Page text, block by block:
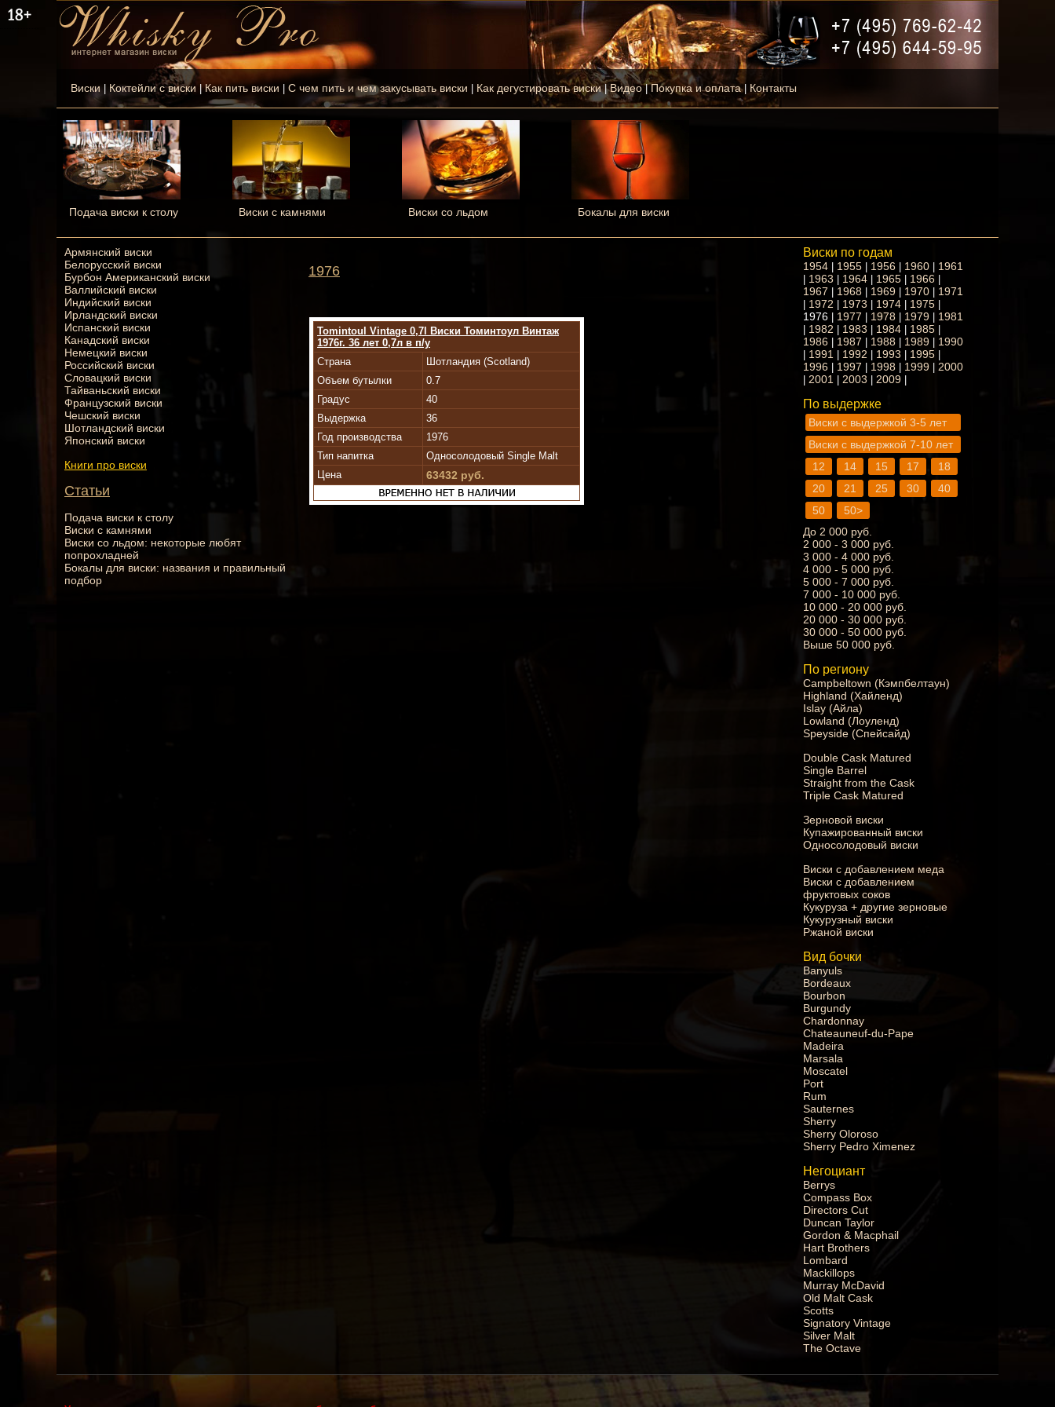
Виски| Коктейли с виски |Как пить виски С чем пить и чем закусывать виски Как дегустировать виски|Видео|Покупка и оплата| Контакты
Подача виски к столу Виски с камнями Виски со льдом Бокалы для виски
Армянский виски
Белорусский виски
Бурбон Американский виски
Валлийский виски
Индийский виски
Ирландский виски
Испанский виски
Канадский виски
Немецкий виски
Российский виски
Словацкий виски
Тайваньский виски
Французский виски
Чешский виски
Шотландский виски
Японский виски
Книги про виски
Статьи
Подача виски к столу
Виски с камнями
Виски со льдом: некоторые любят
попрохладней
Бокалы для виски: названия и правильный
подбор
1976
Tomintoul Vintage 0,7l Виски Томинтоул Винтаж
1976г. 36 лет 0,7л в п/у
Страна
Шотландия (Scotland)
Объем бутылки
0.7
Градус
40
Выдержка
36
Год производства
1976
Тип напитка
Односолодовый Single Malt
Цена
63432 руб.
Виски по годам
1954 1955 1956 1960 1961
1963 1964 1965 1966
1967 1968 1969 1970 1971
1972 1973 1974 1975
1976 1977 1978 1979 1981
1982 1983 1984 1985
1986 1987 1988 1989 1990
1991 1992 1993 1995
1996 1997 1998 1999 2000
2001 2003 2009
По выдержке
Виски с выдержкой 3-5 лет
Виски с выдержкой 7-10 лет
12
14 15 17
18
20
21 25 30
40
50
50>
До 2 000 руб.
2 000 - 3 000 руб.
3 000 - 4 000 руб.
4 000 - 5 000 руб.
5 000 - 7 000 руб.
7 000 - 10 000 руб.
10 000 - 20 000 руб.
20 000 - 30 000 руб.
30 000 - 50 000 руб.
Выше 50 000 руб.
По региону
Campbeltown (Кэмпбелтаун)
Highland (Хайленд)
Islay (Айла)
Lowland (Лоуленд)
Speyside (Спейсайд)
Double Cask Matured
Single Barrel
Straight from the Cask
Triple Cask Matured
Зерновой виски
Купажированный виски
Односолодовый виски
Виски с добавлением меда
Виски с добавлением
фруктовых соков
Кукуруза + другие зерновые
Кукурузный виски
Ржаной виски
Вид бочки
Banyuls
Bordeaux
Bourbon
Burgundy
Chardonnay
Chateauneuf-du-Pape
Madeira
Marsala
Moscatel
Port
Rum
Sauternes
Sherry
Sherry Oloroso
Sherry Pedro Ximenez
Негоциант
Berrys
Compass Box
Directors Cut
Duncan Taylor
Gordon & Macphail
Hart Brothers
Lombard
Mackillops
Murray McDavid
Old Malt Cask
Scotts
Signatory Vintage
Silver Malt
The Octave